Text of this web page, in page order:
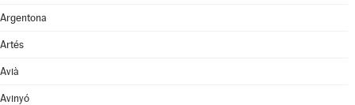
Argentona
Artés
Avià
Avinyó